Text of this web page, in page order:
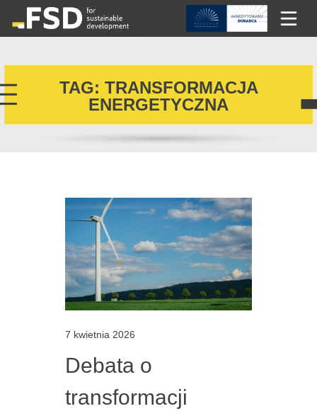
TAG: TRANSFORMACJA
ENERGETYCZNA
7 kwietnia 2026
Debata o
transformacji